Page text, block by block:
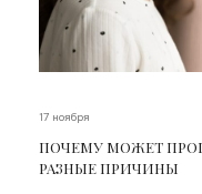
17 ноября
ПОЧЕМУ МОЖЕТ
РАЗНЫЕ ПРИЧИНЫ